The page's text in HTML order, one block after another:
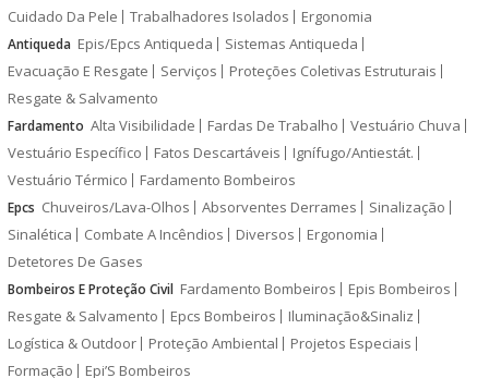
Cuidado Da Pele
Trabalhadores Isolados Ergonomia
Antiqueda Epis/Epcs Antiqueda
Sistemas Antiqueda
Evacuação E Resgate
Serviços
Proteções Coletivas Estruturais
Resgate & Salvamento
Fardamento Alta Visibilidade Fardas De Trabalho
Vestuário Chuva
Vestuário Específico
Fatos Descartáveis
Ignífugo/Antiestát.
Vestuário Térmico
Fardamento Bombeiros
Epcs Chuveiros/Lava-Olhos Absorventes Derrames
Sinalização
Sinalética
Combate A Incêndios Diversos
Ergonomia
Detetores De Gases
Bombeiros E Proteção Civil Fardamento Bombeiros
Epis Bombeiros
Resgate & Salvamento
Epcs Bombeiros
Iluminação&Sinaliz
Logística & Outdoor
Proteção Ambiental
Projetos Especiais
Formação
Epi’S Bombeiros